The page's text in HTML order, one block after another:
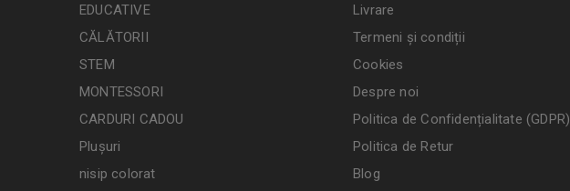
EDUCATIVE
CĂLĂTORII
STEM
MONTESSORI
CARDURI CADOU
Plușuri
nisip colorat
Livrare
Termeni și condiții
Cookies
Despre noi
Politica de Confidențialitate (GDPR)
Politica de Retur
Blog